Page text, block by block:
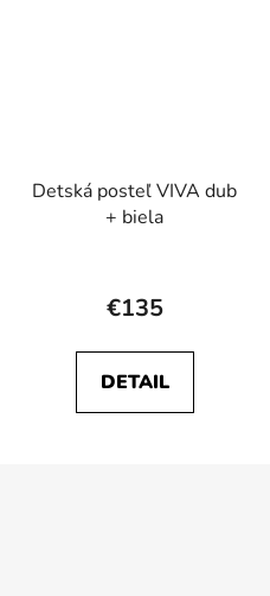
Detská posteľ VIVA dub
+ biela
hodnotenie
je
4,5
€135
DETAIL